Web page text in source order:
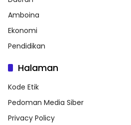
Amboina
Ekonomi
Pendidikan
Halaman
Kode Etik
Pedoman Media Siber
Privacy Policy